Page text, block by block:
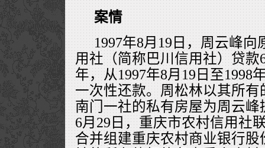
案情
1997年8月19日，周云峰
用社（简称巴川信用社）贷
年，从1997年8月19日至1998
一次性还款。周松林以其所
南门一社的私有房屋为周云峰
6月29日，重庆市农村信用社
合并组建重庆农村商业银行